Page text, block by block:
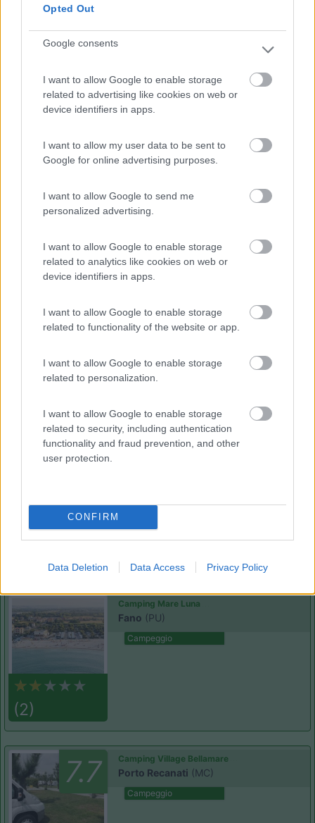
Opted Out
Google consents
I want to allow Google to enable storage
related to advertising like cookies on web or
device identifiers in apps.
I want to allow my user data to be sent to
Google for online advertising purposes.
I want to allow Google to send me
personalized advertising.
I want to allow Google to enable storage
related to analytics like cookies on web or
device identifiers in apps.
I want to allow Google to enable storage
related to functionality of the website or app.
I want to allow Google to enable storage
related to personalization.
I want to allow Google to enable storage
related to security, including authentication
functionality and fraud prevention, and other
user protection.
CONFIRM
Data Deletion Data Access Privacy Policy
Pulizia Punto ristoro
Segnalati nei dintorni
7.2 San Costanzo (PU)
Campeggio
6.4 Camping la Mimosa
(2)
Camping Mare Luna
Fano (PU)
Campeggio
7.7 Camping Village Bellamare
Porto Recanati (MC)
Campeggio